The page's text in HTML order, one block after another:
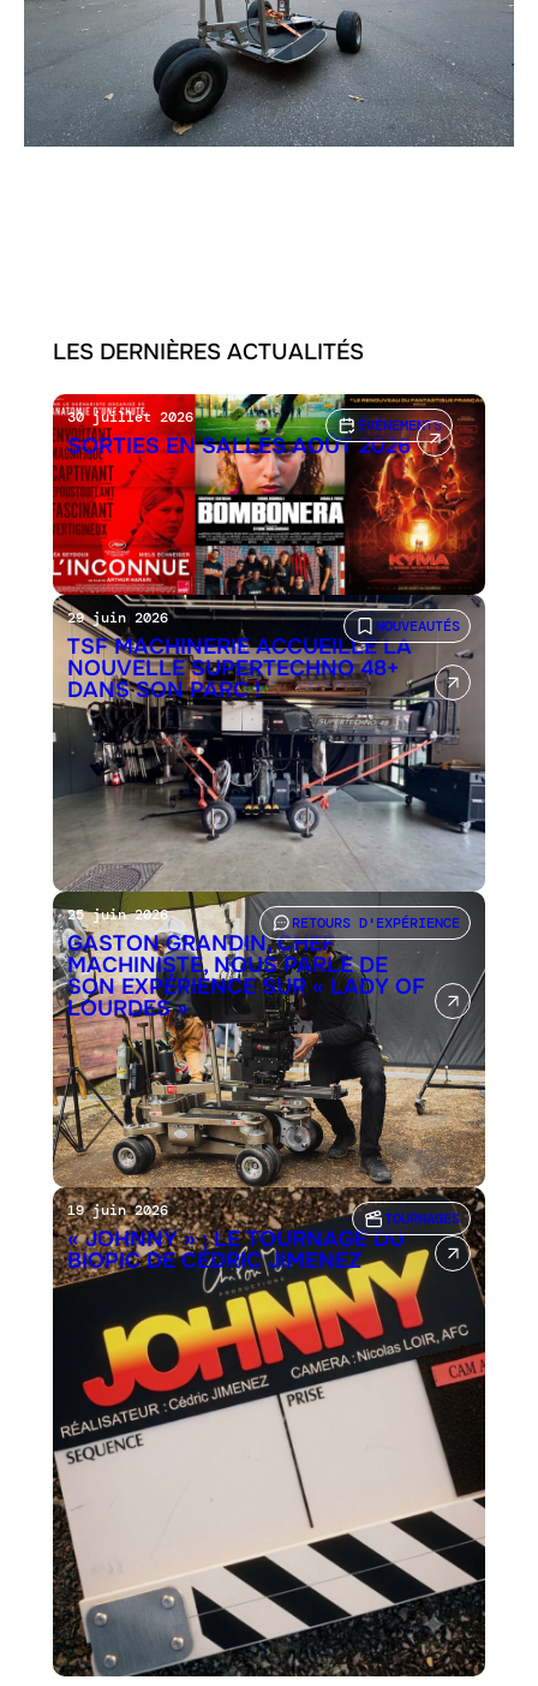
LES DERNIÈRES ACTUALITÉS
ÉVÉNEMENTS
30 juillet 2026
SORTIES EN SALLES AOÛT 2026
NOUVEAUTÉS
29 juin 2026
TSF MACHINERIE ACCUEILLE LA
NOUVELLE SUPERTECHNO 48+
DANS SON PARC !
RETOURS D'EXPÉRIENCE
25 juin 2026
GASTON GRANDIN, CHEF
MACHINISTE, NOUS PARLE DE
SON EXPÉRIENCE SUR « LADY OF
LOURDES »
TOURNAGES
19 juin 2026
« JOHNNY » : LE TOURNAGE DU
BIOPIC DE CÉDRIC JIMENEZ